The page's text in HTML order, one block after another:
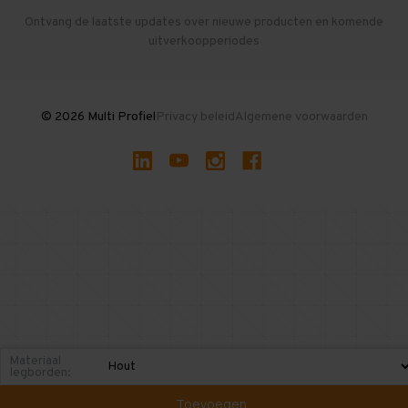
Gebruikte entresolvloeren
Ontvang de laatste updates over nieuwe producten en komende
uitverkoopperiodes
© 2026 Multi ProfielPrivacy beleidAlgemene voorwaarden
Materiaal
legborden:
Toevoegen